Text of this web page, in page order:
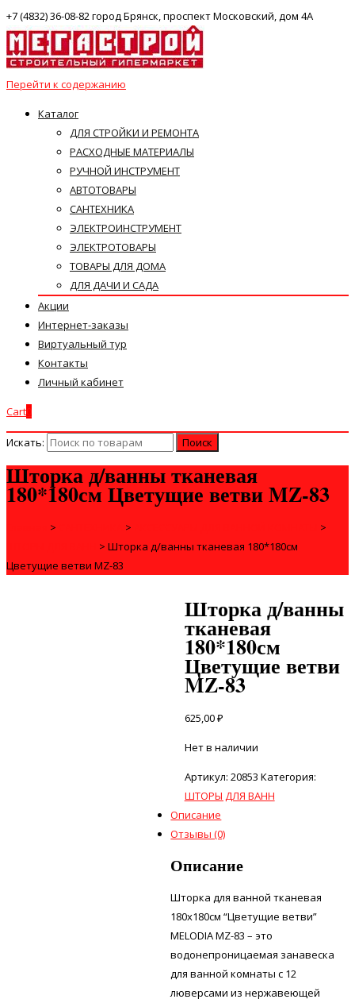
+7 (4832) 36-08-82 город Брянск, проспект Московский, дом 4А
Перейти к содержанию
Каталог
ДЛЯ СТРОЙКИ И РЕМОНТА
РАСХОДНЫЕ МАТЕРИАЛЫ
РУЧНОЙ ИНСТРУМЕНТ
АВТОТОВАРЫ
САНТЕХНИКА
ЭЛЕКТРОИНСТРУМЕНТ
ЭЛЕКТРОТОВАРЫ
ТОВАРЫ ДЛЯ ДОМА
ДЛЯ ДАЧИ И САДА
Акции
Интернет-заказы
Виртуальный тур
Контакты
Личный кабинет
Cart
Искать:
Шторка д/ванны тканевая
180*180см Цветущие ветви MZ-83
> >
>
> Шторка д/ванны тканевая 180*180см
Цветущие ветви MZ-83
Шторка д/ванны
тканевая
180*180см
Цветущие ветви
MZ-83
625,00₽
Нет в наличии
Артикул: 20853 Категория:
ШТОРЫ ДЛЯ ВАНН
Описание
Отзывы (0)
Описание
Шторка для ванной тканевая
180х180см “Цветущие ветви”
MELODIA MZ-83 – это
водонепроницаемая занавеска
для ванной комнаты с 12
люверсами из нержавеющей